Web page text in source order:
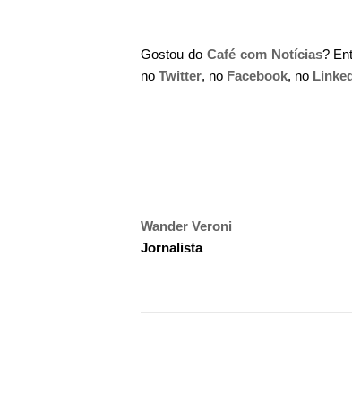
Gostou do Café com Notícias?
no Twitter, no Facebook, no
Wander Veroni
Jornalista